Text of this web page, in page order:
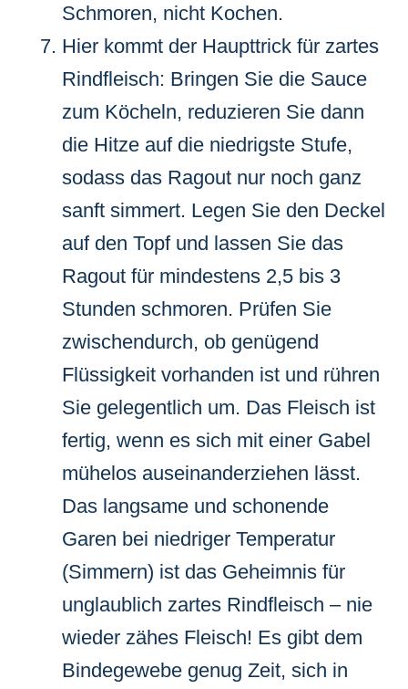
Schmoren, nicht Kochen.
Hier kommt der Haupttrick für zartes
Rindfleisch: Bringen Sie die Sauce
zum Köcheln, reduzieren Sie dann
die Hitze auf die niedrigste Stufe,
sodass das Ragout nur noch ganz
sanft simmert. Legen Sie den Deckel
auf den Topf und lassen Sie das
Ragout für mindestens 2,5 bis 3
Stunden schmoren. Prüfen Sie
zwischendurch, ob genügend
Flüssigkeit vorhanden ist und rühren
Sie gelegentlich um. Das Fleisch ist
fertig, wenn es sich mit einer Gabel
mühelos auseinanderziehen lässt.
Das langsame und schonende
Garen bei niedriger Temperatur
(Simmern) ist das Geheimnis für
unglaublich zartes Rindfleisch – nie
wieder zähes Fleisch! Es gibt dem
Bindegewebe genug Zeit, sich in